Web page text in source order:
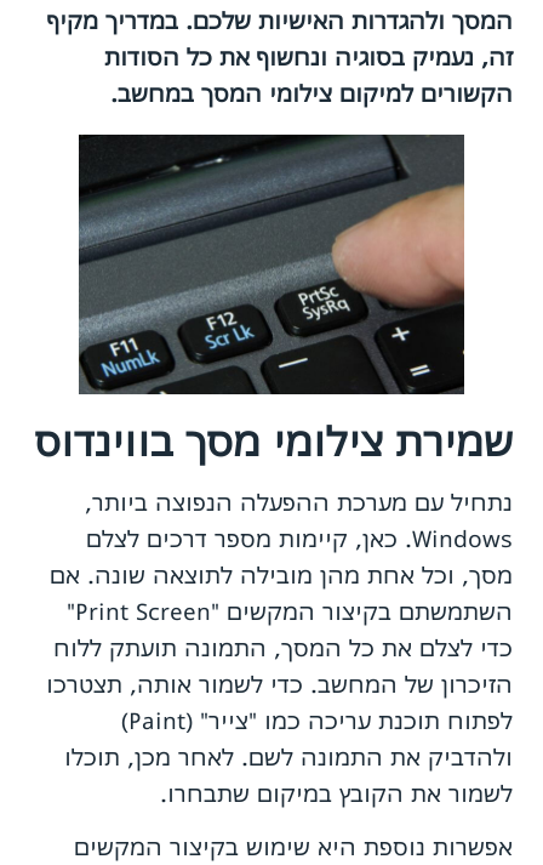
המסך ולהגדרות האישיות שלכם. במדריך מקיף
זה, נעמיק בסוגיה ונחשוף את כל הסודות
הקשורים למיקום צילומי המסך במחשב.
שמירת צילומי מסך בווינדוס
נתחיל עם מערכת ההפעלה הנפוצה ביותר,
Windows. כאן, קיימות מספר דרכים לצלם
מסך, וכל אחת מהן מובילה לתוצאה שונה. אם
השתמשתם בקיצור המקשים "Print Screen"
כדי לצלם את כל המסך, התמונה תועתק ללוח
הזיכרון של המחשב. כדי לשמור אותה, תצטרכו
לפתוח תוכנת עריכה כמו "צייר" (Paint)
ולהדביק את התמונה לשם. לאחר מכן, תוכלו
לשמור את הקובץ במיקום שתבחרו.
אפשרות נוספת היא שימוש בקיצור המקשים